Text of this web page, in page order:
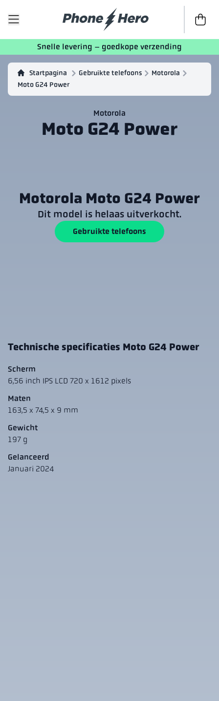
Naar de
Snelle levering – goedkope verzending
Startpagina Gebruikte telefoons
Motorola
Moto G24 Power
Motorola
Moto G24 Power
Technische specificaties Moto G24 Power
Scherm
6,56 inch IPS LCD 720 x 1612 pixels
Maten
163,5 x 74,5 x 9 mm
Gewicht
197 g
Gelanceerd
Januari 2024
Motorola Moto G24 Power
Dit model is helaas uitverkocht.
Gebruikte telefoons